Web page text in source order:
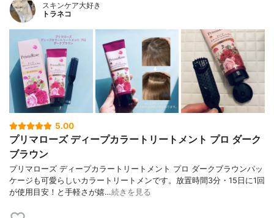
スキンケア大好き
トラネコ
5.00
プリマローズ ディープカラートリートメント プロ ダーク
ブラウン
プリマローズ ディープカラートリートメント プロ ダークブラウンパッ
ケージも可愛らしいカラートリートメンです。放置時間3分・15日に1回
が使用目安！と手軽さが嬉…続きを見る